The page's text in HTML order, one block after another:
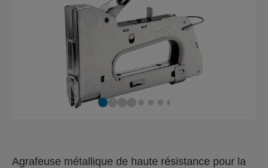
Agrafeuse métallique de haute résistance pour la